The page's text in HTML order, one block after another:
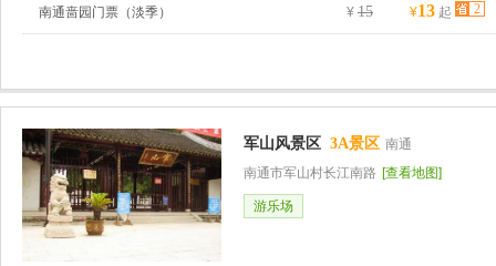
南通啬园门票（淡季） ¥ 15 ¥13 起 2
军山风景区 3A景区 南通
南通市军山村长江南路 [查看地图]
游乐场